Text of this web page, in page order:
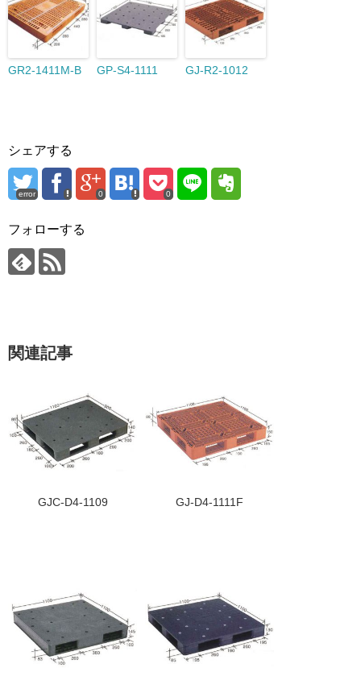
GR2-1411M-B GP-S4-1111 GJ-R2-1012
シェアする
error 0 0
フォローする
関連記事
GJC-D4-1109 GJ-D4-1111F